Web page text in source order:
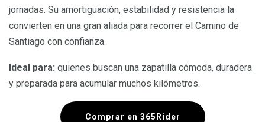
jornadas. Su amortiguación, estabilidad y resistencia la
convierten en una gran aliada para recorrer el Camino de
Santiago con confianza.
Ideal para: quienes buscan una zapatilla cómoda, duradera
y preparada para acumular muchos kilómetros.
Comprar en 365Rider